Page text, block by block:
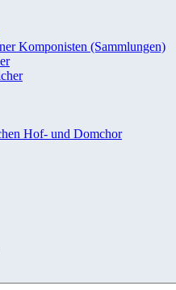
Komponisten (Sammlungen)
Hof- und Domchor